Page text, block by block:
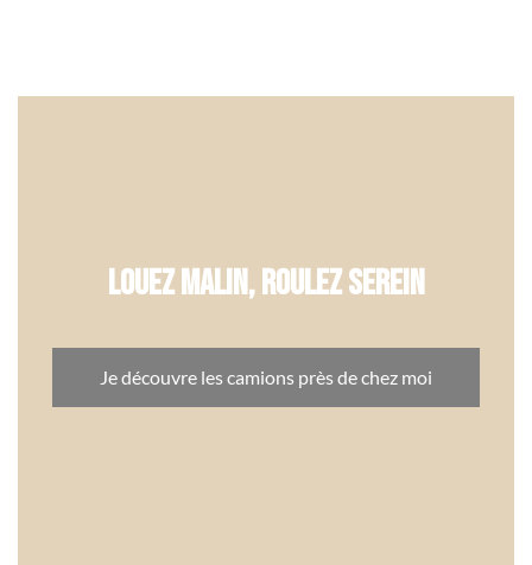
Louez malin, roulez serein
Je découvre les camions près de chez moi